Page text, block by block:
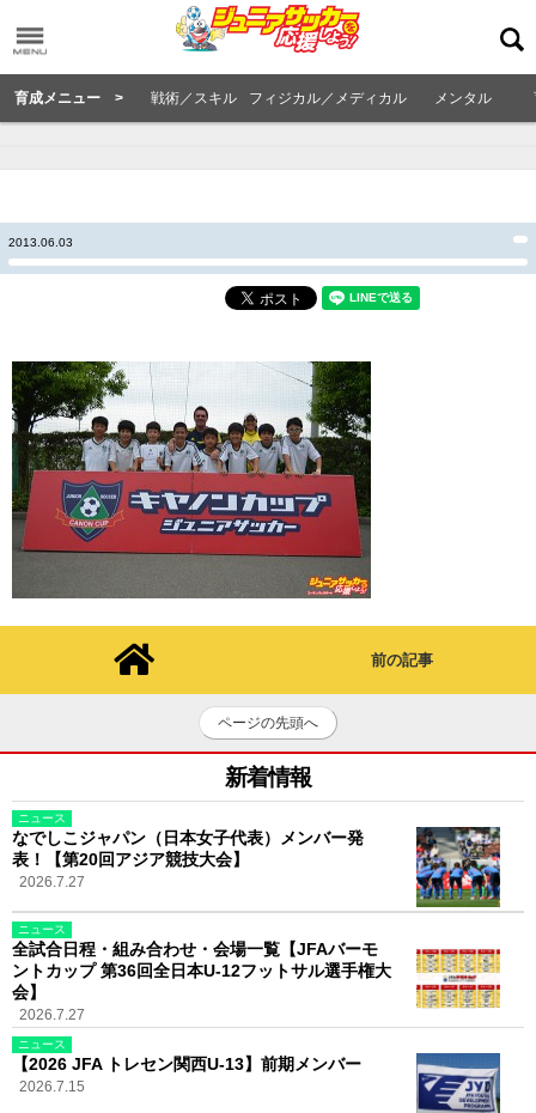
育成メニュー > 戦術／スキル フィジカル／メディカル メンタル
2013.06.03
前の記事
ページの先頭へ
新着情報
ニュース
なでしこジャパン（日本女子代表）メンバー発
表！【第20回アジア競技大会】
2026.7.27
ニュース
全試合日程・組み合わせ・会場一覧【JFAバーモ
ントカップ 第36回全日本U-12フットサル選手権大
会】
2026.7.27
ニュース
【2026 JFA トレセン関西U-13】前期メンバー
2026.7.15